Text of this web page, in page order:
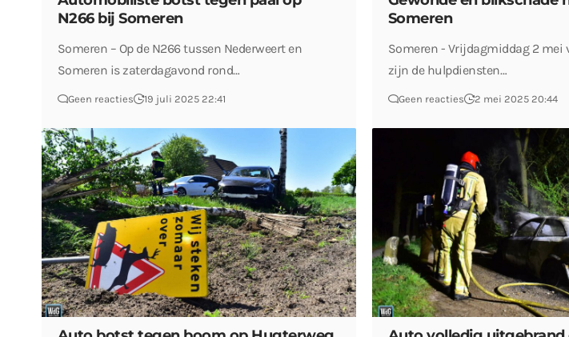
N266 bij Someren
Someren – Op de N266 tussen Nederweert en
Someren is zaterdagavond rond…
Geen reacties 19 juli 2025 22:41
Someren
Someren - Vrijdagmiddag 2 mei
zijn de hulpdiensten…
Geen reacties 2 mei 2025 20:44